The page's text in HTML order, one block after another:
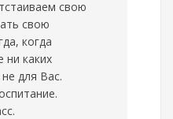
свою
свою
когда
ни каких
для Вас.